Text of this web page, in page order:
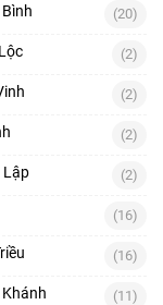
(20)
(2)
(2)
(2)
Lập (2)
(16)
(16)
(11)